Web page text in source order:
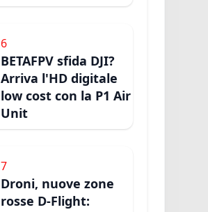
6
BETAFPV sfida DJI?
Arriva l'HD digitale
low cost con la P1 Air
Unit
7
Droni, nuove zone
rosse D-Flight: